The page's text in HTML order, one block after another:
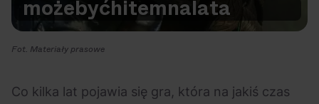
Na czasie
możebyćhitemnalata
Fot. Materiały prasowe
Co kilka lat pojawia się gra, która na jakiś czas